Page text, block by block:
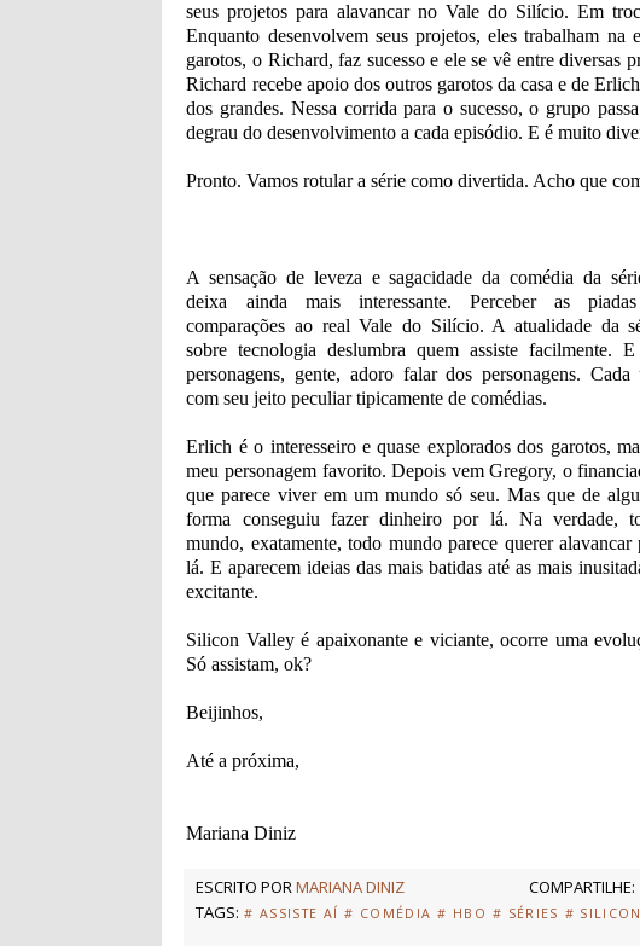
seus projetos para alavancar no Vale do Silício. Em
Enquanto desenvolvem seus projetos, eles trabalham
garotos, o Richard, faz sucesso e ele se vê entre diversas
Richard recebe apoio dos outros garotos da casa e de
dos grandes. Nessa corrida para o sucesso, o grupo
degrau do desenvolvimento a cada episódio. E é muito
Pronto. Vamos rotular a série como divertida. Acho que
A sensação de leveza e sagacidade da comédia da
deixa ainda mais interessante. Perceber as
comparações ao real Vale do Silício. A atualidade da
sobre tecnologia deslumbra quem assiste facilmente.
personagens, gente, adoro falar dos personagens. Cada
com seu jeito peculiar tipicamente de comédias.
Erlich é o interesseiro e quase explorados dos garotos,
meu personagem favorito. Depois vem Gregory, o
que parece viver em um mundo só seu. Mas que de
forma conseguiu fazer dinheiro por lá. Na verdade,
mundo, exatamente, todo mundo parece querer alavancar
lá. E aparecem ideias das mais batidas até as mais
excitante.
Silicon Valley é apaixonante e viciante, ocorre uma
Só assistam, ok?
Beijinhos,
Até a próxima,
Mariana Diniz
ESCRITO PORMARIANA DINIZ
COMPARTILHE:
TAGS: # ASSISTE AÍ # COMÉDIA # HBO # SÉRIES #